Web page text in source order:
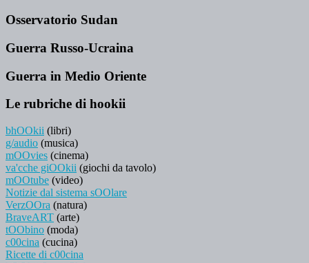
Osservatorio Sudan
Guerra Russo-Ucraina
Guerra in Medio Oriente
Le rubriche di hookii
bhOOkii (libri)
g/audio (musica)
mOOvies (cinema)
va'cche giOOkii (giochi da tavolo)
mOOtube (video)
Notizie dal sistema sOOlare
VerzOOra (natura)
BraveART (arte)
tOObino (moda)
c00cina (cucina)
Ricette di c00cina